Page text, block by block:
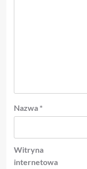
Nazwa *
Witryna
internetowa